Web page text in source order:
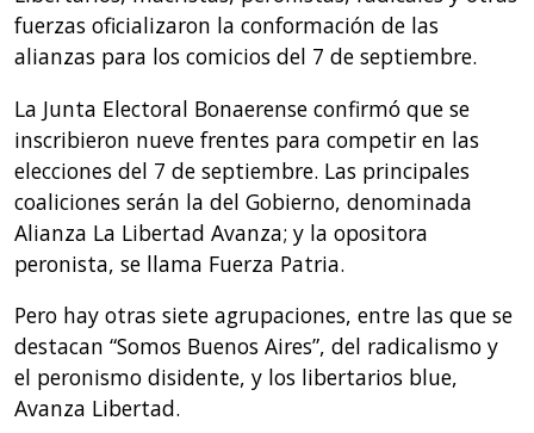
fuerzas oficializaron la conformación de las
alianzas para los comicios del 7 de septiembre.
La Junta Electoral Bonaerense confirmó que se
inscribieron nueve frentes para competir en las
elecciones del 7 de septiembre. Las principales
coaliciones serán la del Gobierno, denominada
Alianza La Libertad Avanza; y la opositora
peronista, se llama Fuerza Patria.
Pero hay otras siete agrupaciones, entre las que se
destacan “Somos Buenos Aires”, del radicalismo y
el peronismo disidente, y los libertarios blue,
Avanza Libertad.